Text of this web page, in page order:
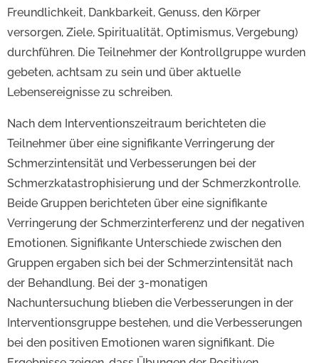
Freundlichkeit, Dankbarkeit, Genuss, den Körper
versorgen, Ziele, Spiritualität, Optimismus, Vergebung)
durchführen. Die Teilnehmer der Kontrollgruppe wurden
gebeten, achtsam zu sein und über aktuelle
Lebensereignisse zu schreiben.
Nach dem Interventionszeitraum berichteten die
Teilnehmer über eine signifikante Verringerung der
Schmerzintensität und Verbesserungen bei der
Schmerzkatastrophisierung und der Schmerzkontrolle.
Beide Gruppen berichteten über eine signifikante
Verringerung der Schmerzinterferenz und der negativen
Emotionen. Signifikante Unterschiede zwischen den
Gruppen ergaben sich bei der Schmerzintensität nach
der Behandlung. Bei der 3-monatigen
Nachuntersuchung blieben die Verbesserungen in der
Interventionsgruppe bestehen, und die Verbesserungen
bei den positiven Emotionen waren signifikant. Die